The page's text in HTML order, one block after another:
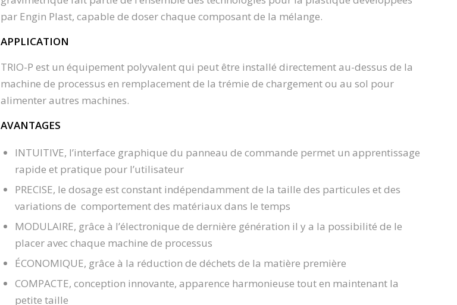
par Engin Plast, capable de doser chaque composant de la mélange.
APPLICATION
TRIO-P est un équipement polyvalent qui peut être installé directement au-dessus de la
machine de processus en remplacement de la trémie de chargement ou au sol pour
alimenter autres machines.
AVANTAGES
INTUITIVE, l’interface graphique du panneau de commande permet un apprentissage
rapide et pratique pour l’utilisateur
PRECISE, le dosage est constant indépendamment de la taille des particules et des
variations de comportement des matériaux dans le temps
MODULAIRE, grâce à l’électronique de dernière génération il y a la possibilité de le
placer avec chaque machine de processus
ÉCONOMIQUE, grâce à la réduction de déchets de la matière première
COMPACTE, conception innovante, apparence harmonieuse tout en maintenant la
petite taille